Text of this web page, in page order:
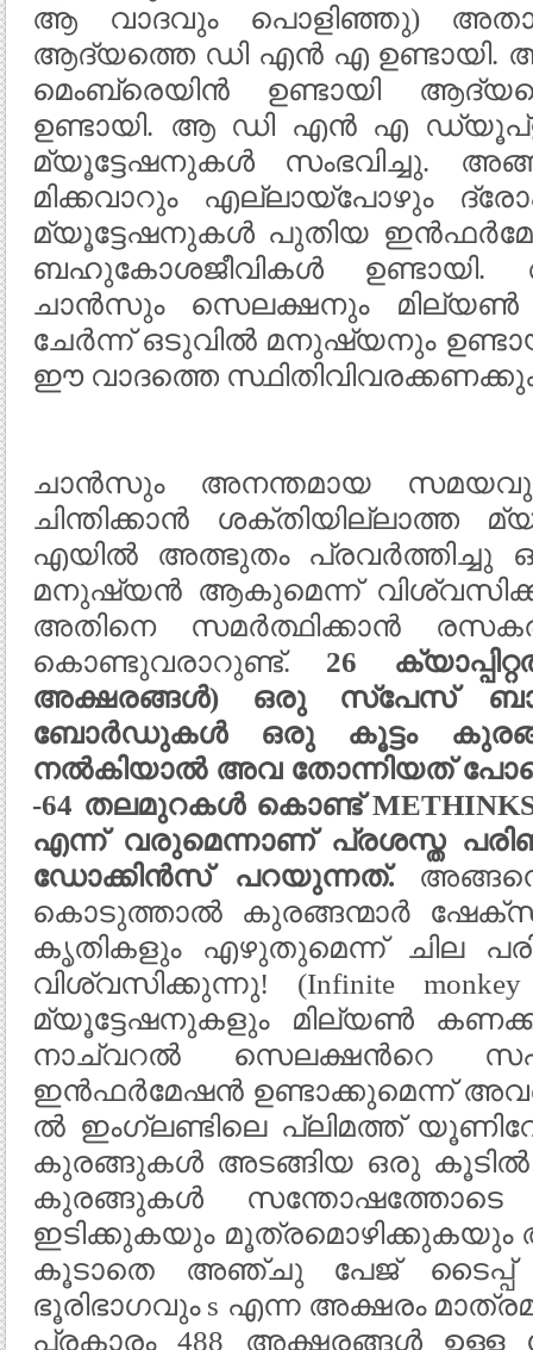
ആ വാദവും പൊളിഞ്ഞു)
ആദ്യത്തെ ഡി എൻ എ ഉണ്ടായി.
മെംബ്രെയിൻ ഉണ്ടായി
ഉണ്ടായി. ആ ഡി എൻ എ
മ്യൂട്ടേഷനുകൾ സംഭവിച്ചു.
മിക്കവാറും എല്ലായ്പോഴും
മ്യൂട്ടേഷനുകൾ പുതിയ
ബഹുകോശജീവികൾ ഉണ്ടായി.
ചാൻസും സെലക്ഷനും മില്യൺ
ചേർന്ന് ഒടുവിൽ മനുഷ്യനും
ഈ വാദത്തെ
ചാൻസും അനന്തമായ
ചിന്തിക്കാൻ
എയിൽ അത്ഭുതം പ്രവർത്തിച്ചു
മനുഷ്യൻ ആകുമെന്ന്
അതിനെ സമർത്ഥിക്കാൻ
കൊണ്ടുവരാറുണ്ട്. 26
അക്ഷരങ്ങൾ) ഒരു സ്പേസ്
ബോർഡുകൾ ഒരു കൂട്ടം
നൽകിയാൽ അവ തോന്നിയത്
-64 തലമുറകൾ കൊണ്ട്
എന്ന് വരുമെന്നാണ് പ്രശസ്ത
ഡോക്കിൻസ് പറയുന്നത്.
കൊടുത്താൽ കുരങ്ങന്മാർ
കൃതികളും എഴുതുമെന്ന് ചില
വിശ്വസിക്കുന്നു! (Infinite
മ്യൂട്ടേഷനുകളും മില്യൺ
നാച്വറൽ സെലക്ഷന്‍റെ
ഇൻഫർമേഷൻ ഉണ്ടാക്കുമെന്ന്
ൽ ഇംഗ്ലണ്ടിലെ പ്ലിമത്ത്
കുരങ്ങുകൾ അടങ്ങിയ ഒരു
കുരങ്ങുകൾ
ഇടിക്കുകയും മൂത്രമൊഴിക്കുകയും
കൂടാതെ അഞ്ചു പേജ് ടൈപ്പ്
ഭൂരിഭാഗവും s എന്ന അക്ഷരം
പ്രകാരം 488 അക്ഷരങ്ങൾ